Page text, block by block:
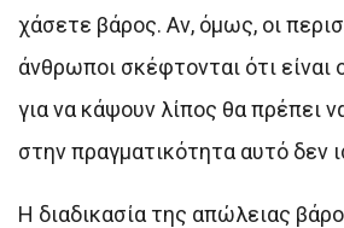
χάσετε βάρος. Αν, όμως, οι
άνθρωποι σκέφτονται ότι είναι
για να κάψουν λίπος θα πρέπει
στην πραγματικότητα αυτό δεν
Η διαδικασία της απώλειας